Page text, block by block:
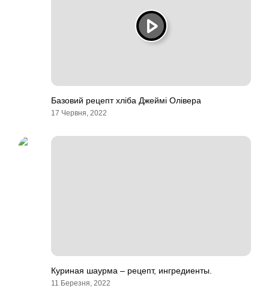
Базовий рецепт хліба Джеймі Олівера
17 Червня, 2022
Куриная шаурма – рецепт, ингредиенты.
11 Березня, 2022